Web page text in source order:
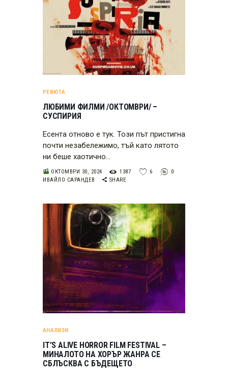
РЕВЮТА
ЛЮБИМИ ФИЛМИ /ОКТОМВРИ/ –
СУСПИРИЯ
Есента отново е тук. Този път пристигна
почти незабележимо, тъй като лятото
ни беше хаотично…
ОКТОМВРИ 30, 2024 1387 6
0
ИВАЙЛО САРАНДЕВ
SHARE
АНАЛИЗИ
IT’S ALIVE HORROR FILM FESTIVAL –
МИНАЛОТО НА ХОРЪР ЖАНРА СЕ
СБЛЪСКВА С БЪДЕЩЕТО